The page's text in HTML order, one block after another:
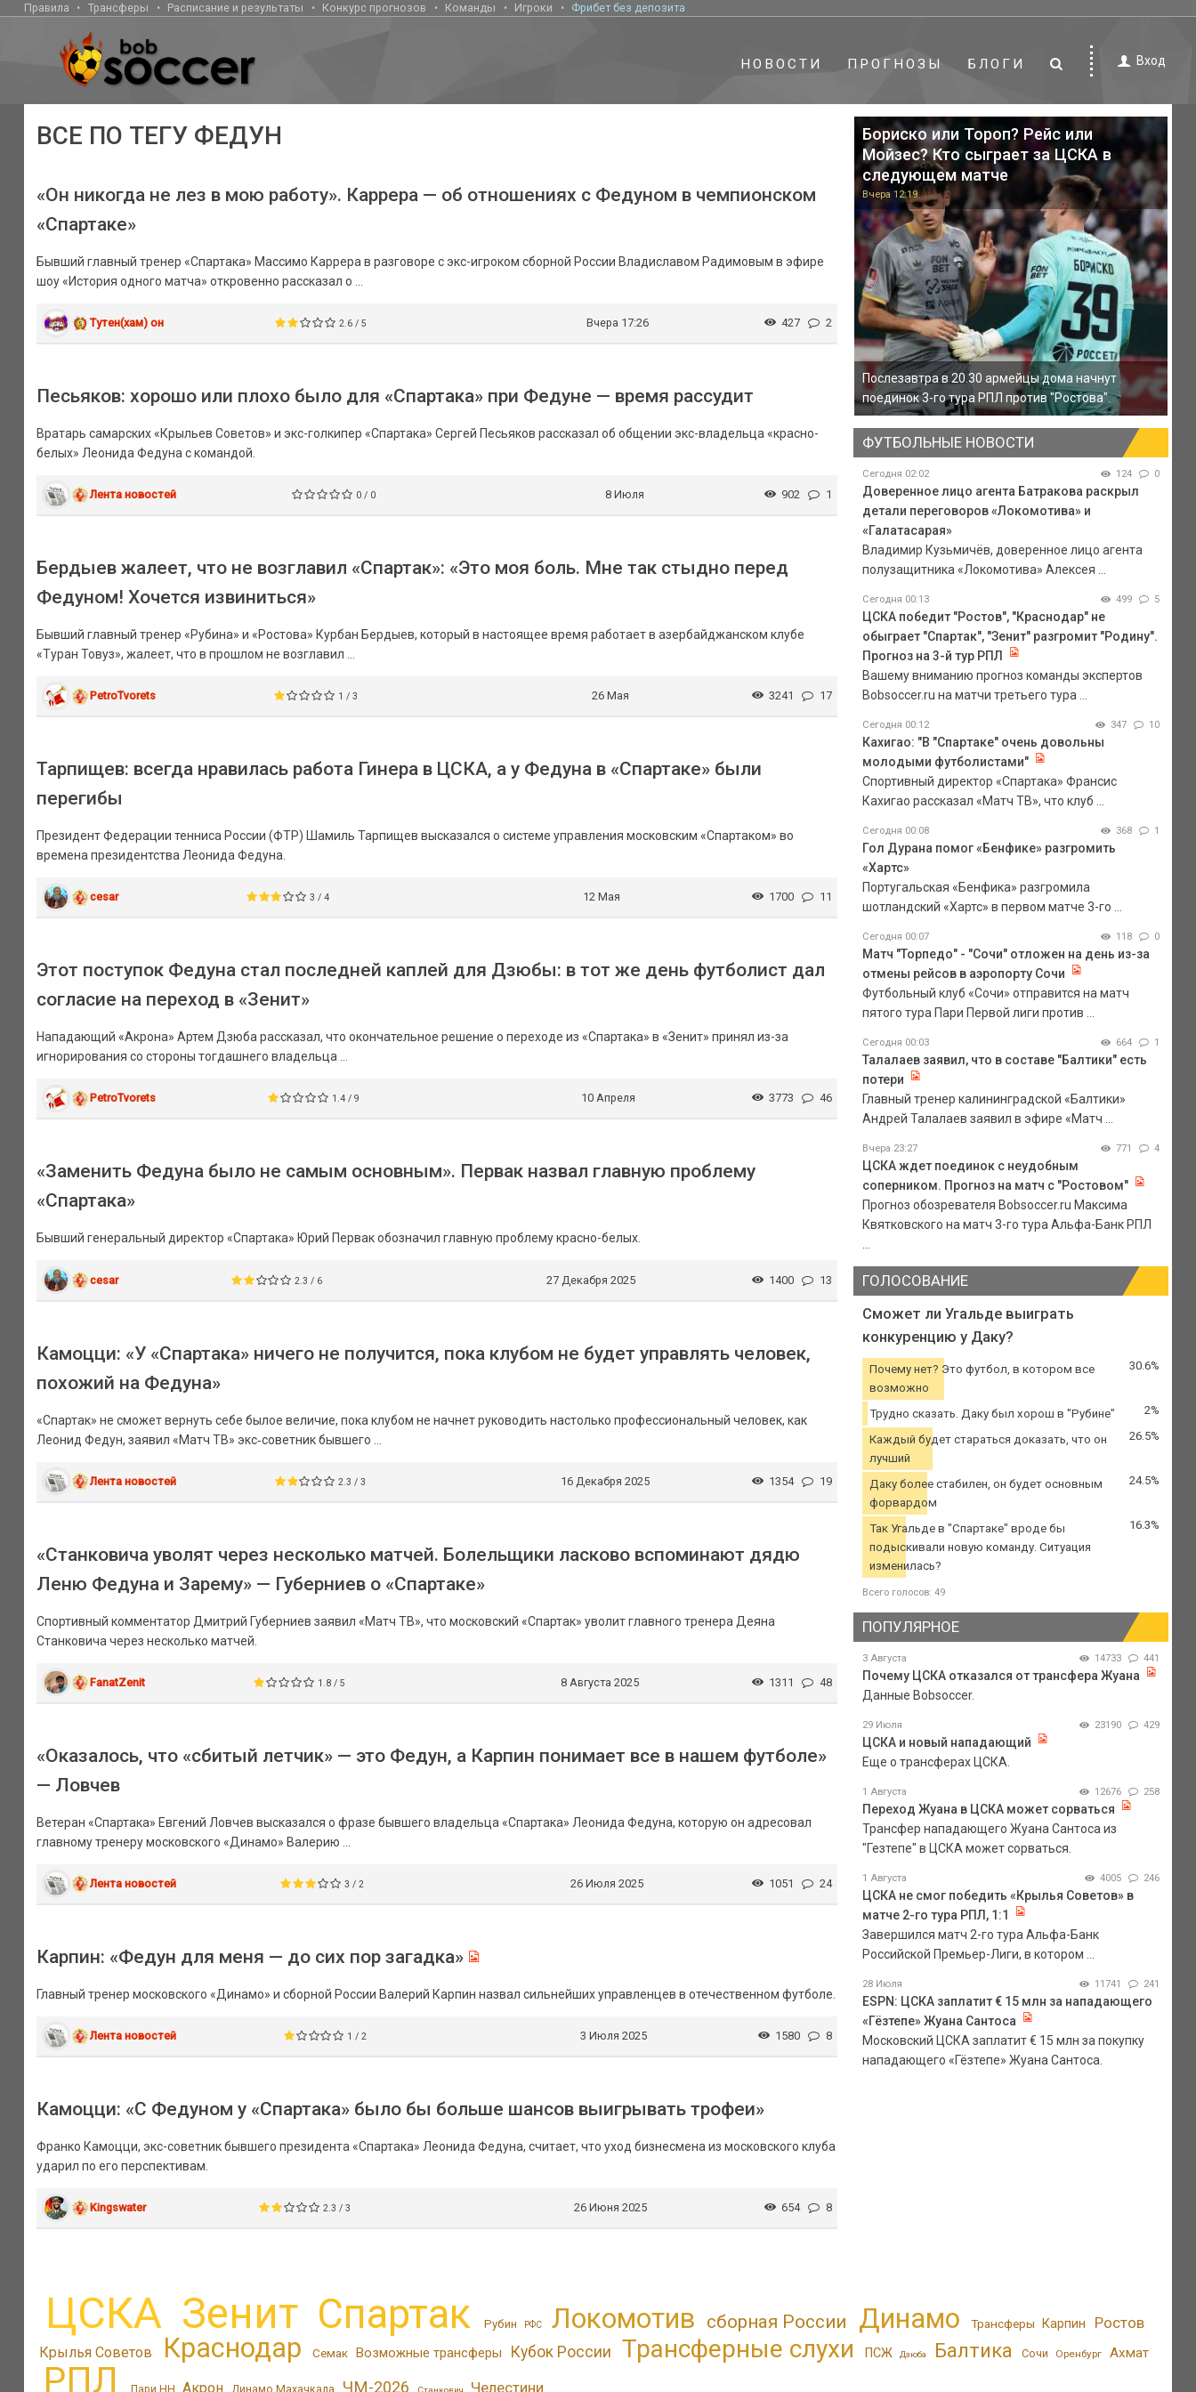
Правила Трансферы Расписание и результаты Конкурс прогнозов Команды Игроки Фрибет без депозита
НОВОСТИ ПРОГНОЗЫ БЛОГИ Вход
ВСЕ ПО ТЕГУ ФЕДУН
«Он никогда не лез в мою работу». Каррера — об отношениях с Федуном в чемпионском
«Спартаке»
Бывший главный тренер «Спартака» Массимо Каррера в разговоре с экс-игроком сборной России Владиславом Радимовым в эфире
шоу «История одного матча» откровенно рассказал о ...
Тутен(хам) он 2.6 / 5 Вчера 17:26 427 2
Песьяков: хорошо или плохо было для «Спартака» при Федуне — время рассудит
Вратарь самарских «Крыльев Советов» и экс-голкипер «Спартака» Сергей Песьяков рассказал об общении экс-владельца «красно-
белых» Леонида Федуна с командой.
Лента новостей 0 / 0 8 Июля 902 1
Бердыев жалеет, что не возглавил «Спартак»: «Это моя боль. Мне так стыдно перед
Федуном! Хочется извиниться»
Бывший главный тренер «Рубина» и «Ростова» Курбан Бердыев, который в настоящее время работает в азербайджанском клубе
«Туран Товуз», жалеет, что в прошлом не возглавил ...
PetroTvorets 1 / 3 26 Мая 3241 17
Тарпищев: всегда нравилась работа Гинера в ЦСКА, а у Федуна в «Спартаке» были
перегибы
Президент Федерации тенниса России (ФТР) Шамиль Тарпищев высказался о системе управления московским «Спартаком» во
времена президентства Леонида Федуна.
cesar 3 / 4 12 Мая 1700 11
Этот поступок Федуна стал последней каплей для Дзюбы: в тот же день футболист дал
согласие на переход в «Зенит»
Нападающий «Акрона» Артем Дзюба рассказал, что окончательное решение о переходе из «Спартака» в «Зенит» принял из-за
игнорирования со стороны тогдашнего владельца ...
PetroTvorets 1.4 / 9 10 Апреля 3773 46
«Заменить Федуна было не самым основным». Первак назвал главную проблему
«Спартака»
Бывший генеральный директор «Спартака» Юрий Первак обозначил главную проблему красно-белых.
cesar 2.3 / 6 27 Декабря 2025 1400 13
Камоцци: «У «Спартака» ничего не получится, пока клубом не будет управлять человек,
похожий на Федуна»
«Спартак» не сможет вернуть себе былое величие, пока клубом не начнет руководить настолько профессиональный человек, как
Леонид Федун, заявил «Матч ТВ» экс‑советник бывшего ...
Лента новостей 2.3 / 3 16 Декабря 2025 1354 19
«Станковича уволят через несколько матчей. Болельщики ласково вспоминают дядю
Леню Федуна и Зарему» — Губерниев о «Спартаке»
Спортивный комментатор Дмитрий Губерниев заявил «Матч ТВ», что московский «Спартак» уволит главного тренера Деяна
Станковича через несколько матчей.
FanatZenit 1.8 / 5 8 Августа 2025 1311 48
«Оказалось, что «сбитый летчик» — это Федун, а Карпин понимает все в нашем футболе»
— Ловчев
Ветеран «Спартака» Евгений Ловчев высказался о фразе бывшего владельца «Спартака» Леонида Федуна, которую он адресовал
главному тренеру московского «Динамо» Валерию ...
Лента новостей 3 / 2 26 Июля 2025 1051 24
Карпин: «Федун для меня — до сих пор загадка»
Главный тренер московского «Динамо» и сборной России Валерий Карпин назвал cильнейших управленцев в отечественном футболе.
Лента новостей 1 / 2 3 Июля 2025 1580 8
Камоцци: «С Федуном у «Спартака» было бы больше шансов выигрывать трофеи»
Франко Камоцци, экс-советник бывшего президента «Спартака» Леонида Федуна, считает, что уход бизнесмена из московского клуба
ударил по его перспективам.
Kingswater 2.3 / 3 26 Июня 2025 654 8
Бориско или Тороп? Рейс или
Мойзес? Кто сыграет за ЦСКА в
следующем матче
Вчера 12:19
Послезавтра в 20.30 армейцы дома начнут
поединок 3-го тура РПЛ против "Ростова".
ФУТБОЛЬНЫЕ НОВОСТИ
Сегодня 02:02 124 0
Доверенное лицо агента Батракова раскрыл
детали переговоров «Локомотива» и
«Галатасарая»
Владимир Кузьмичёв, доверенное лицо агента
полузащитника «Локомотива» Алексея ...
Сегодня 00:13 499 5
ЦСКА победит "Ростов", "Краснодар" не
обыграет "Спартак", "Зенит" разгромит "Родину".
Прогноз на 3-й тур РПЛ
Вашему вниманию прогноз команды экспертов
Bobsoccer.ru на матчи третьего тура ...
Сегодня 00:12 347 10
Кахигао: "В "Спартаке" очень довольны
молодыми футболистами"
Спортивный директор «Спартака» Франсис
Кахигао рассказал «Матч ТВ», что клуб ...
Сегодня 00:08 368 1
Гол Дурана помог «Бенфике» разгромить
«Хартс»
Португальская «Бенфика» разгромила
шотландский «Хартс» в первом матче 3-го ...
Сегодня 00:07 118 0
Матч "Торпедо" - "Сочи" отложен на день из-за
отмены рейсов в аэропорту Сочи
Футбольный клуб «Сочи» отправится на матч
пятого тура Пари Первой лиги против ...
Сегодня 00:03 664 1
Талалаев заявил, что в составе "Балтики" есть
потери
Главный тренер калининградской «Балтики»
Андрей Талалаев заявил в эфире «Матч ...
Вчера 23:27 771 4
ЦСКА ждет поединок с неудобным
соперником. Прогноз на матч с "Ростовом"
Прогноз обозревателя Bobsoccer.ru Максима
Квятковского на матч 3-го тура Альфа-Банк РПЛ
ГОЛОСОВАНИЕ
Сможет ли Угальде выиграть
конкуренцию у Даку?
Почему нет? Это футбол, в котором все
возможно
30.6%
Трудно сказать. Даку был хорош в "Рубине" 2%
Каждый будет стараться доказать, что он
лучший
26.5%
Даку более стабилен, он будет основным
форвардом
24.5%
Так Угальде в "Спартаке" вроде бы
подыскивали новую команду. Ситуация
изменилась?
16.3%
Всего голосов: 49
ПОПУЛЯРНОЕ
3 Августа 14733 441
Почему ЦСКА отказался от трансфера Жуана
Данные Bobsoccer.
29 Июля 23190 429
ЦСКА и новый нападающий
Еще о трансферах ЦСКА.
1 Августа 12676 258
Переход Жуана в ЦСКА может сорваться
Трансфер нападающего Жуана Сантоса из
"Гезтепе" в ЦСКА может сорваться.
1 Августа 4005 246
ЦСКА не смог победить «Крылья Советов» в
матче 2-го тура РПЛ, 1:1
Завершился матч 2-го тура Альфа-Банк
Российской Премьер-Лиги, в котором ...
28 Июля 11741 241
ESPN: ЦСКА заплатит € 15 млн за нападающего
«Гёзтепе» Жуана Сантоса
Московский ЦСКА заплатит € 15 млн за покупку
нападающего «Гёзтепе» Жуана Сантоса.
ЦСКА Зенит Спартак Рубин РФС Локомотив сборная России Динамо Трансферы Карпин Ростов
Крылья Советов Краснодар Семак Возможные трансферы Кубок России Трансферные слухи ПСЖ Дзюба Балтика Сочи Оренбург Ахмат
РПЛ Пари НН Акрон Динамо Махачкала ЧМ-2026 Станкович Челестини